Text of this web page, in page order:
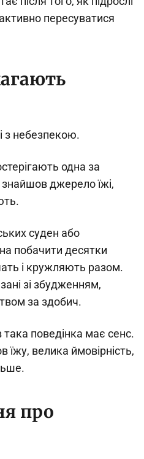
пересуватися
з небезпекою.
одна за
джерело їжі,
суден або
побачити десятки
і кружляють разом.
зі збудженням,
за здобич.
поведінка має сенс.
велика ймовірність,
про